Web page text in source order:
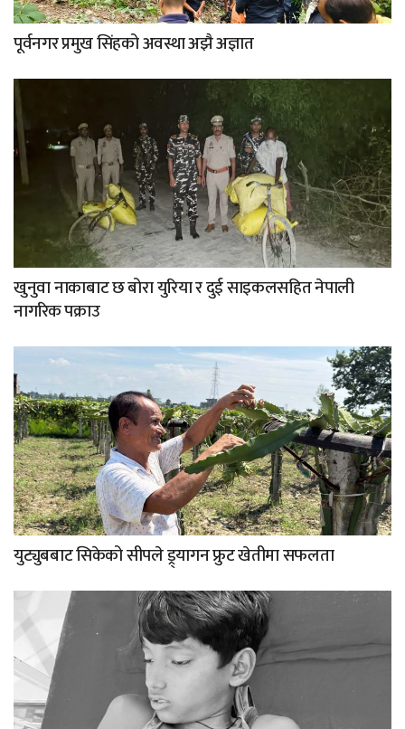
पूर्वनगर प्रमुख सिंहको अवस्था अझै अज्ञात
खुनुवा नाकाबाट छ बोरा युरिया र दुई साइकलसहित नेपाली
नागरिक पक्राउ
युट्युबबाट सिकेको सीपले ड्र्यागन फ्रुट खेतीमा सफलता